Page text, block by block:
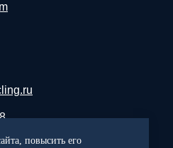
повысить его